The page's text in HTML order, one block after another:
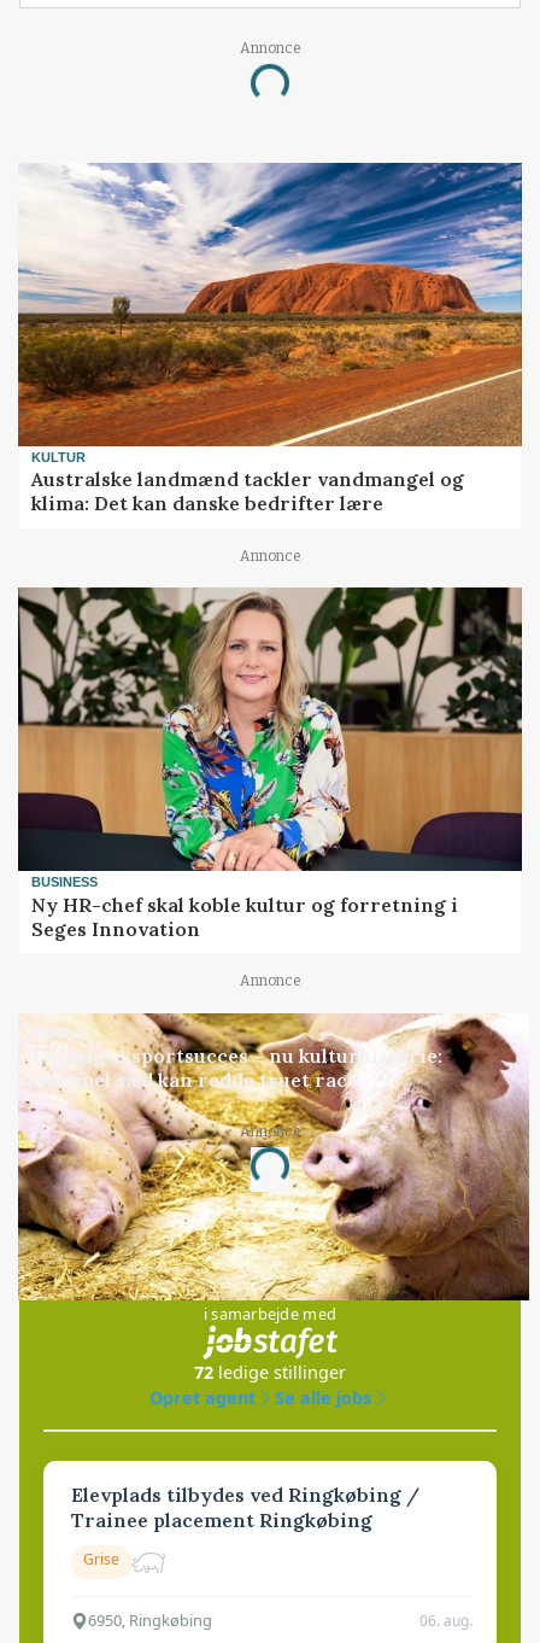
Annonce
Loading...
KULTUR
Australske landmænd tackler vandmangel og
klima: Det kan danske bedrifter lære
Annonce
BUSINESS
Ny HR-chef skal koble kultur og forretning i
Seges Innovation
Annonce
GRISE
Engang eksportsucces – nu kulturhistorie:
Gammel sæd kan redde truet race
Annonce
Loading...
Jobs
i samarbejde med
72 ledige stillinger
Opret agent
Se alle jobs
Elevplads tilbydes ved Ringkøbing /
Trainee placement Ringkøbing
Grise
6950, Ringkøbing 06. aug.